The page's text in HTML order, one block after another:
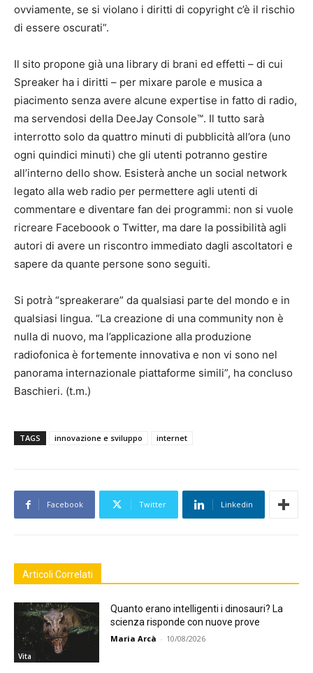
ovviamente, se si violano i diritti di copyright c’è il rischio
di essere oscurati”.
Il sito propone già una library di brani ed effetti – di cui
Spreaker ha i diritti – per mixare parole e musica a
piacimento senza avere alcune expertise in fatto di radio,
ma servendosi della DeeJay Console™. Il tutto sarà
interrotto solo da quattro minuti di pubblicità all’ora (uno
ogni quindici minuti) che gli utenti potranno gestire
all’interno dello show. Esisterà anche un social network
legato alla web radio per permettere agli utenti di
commentare e diventare fan dei programmi: non si vuole
ricreare Faceboook o Twitter, ma dare la possibilità agli
autori di avere un riscontro immediato dagli ascoltatori e
sapere da quante persone sono seguiti.
Si potrà “spreakerare” da qualsiasi parte del mondo e in
qualsiasi lingua. “La creazione di una community non è
nulla di nuovo, ma l’applicazione alla produzione
radiofonica è fortemente innovativa e non vi sono nel
panorama internazionale piattaforme simili”, ha concluso
Baschieri. (t.m.)
TAGS innovazione e sviluppo internet
Facebook Twitter Linkedin
Articoli Correlati
Vita
Quanto erano intelligenti i dinosauri? La
scienza risponde con nuove prove
Maria Arcà - 10/08/2026